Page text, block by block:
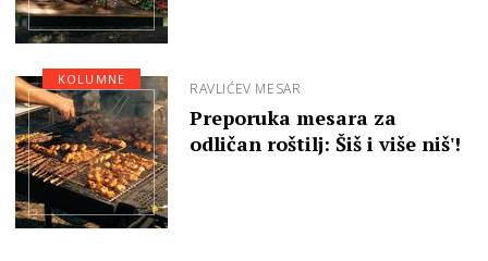
RAVLIĆEV MESAR
Preporuka mesara za
odličan roštilj: Šiš i više niš'!
KOLUMNE